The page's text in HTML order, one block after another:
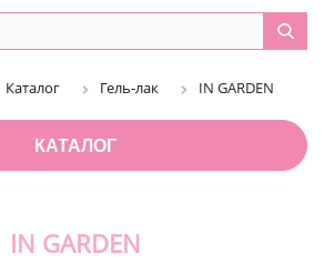
Каталог Гель-лак IN GARDEN
КАТАЛОГ
IN GARDEN